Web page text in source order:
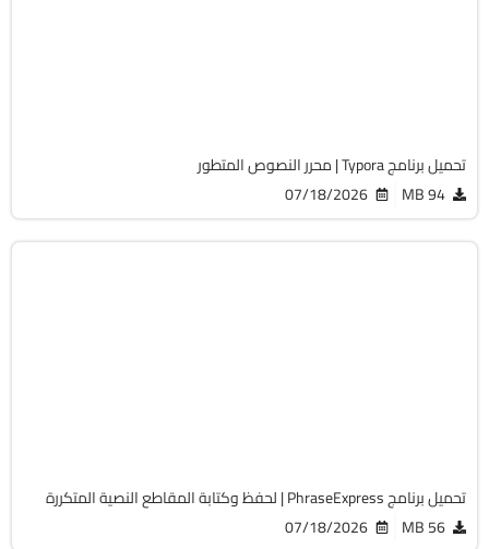
تحميل برنامج Typora | محرر النصوص المتطور
94 MB
07/18/2026
تحميل برنامج PhraseExpress | لحفظ وكتابة المقاطع النصية المتكررة
56 MB
07/18/2026